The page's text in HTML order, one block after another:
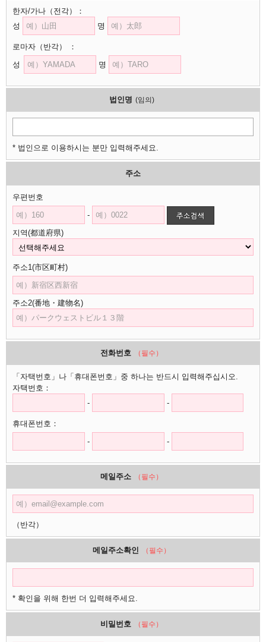
한자/가나 （전각）
：
성
명
로마자 （반각）
：
성
명
법인명 (임의)
* 법인으로 이용하시는 분만 입력해주세요.
주소
우편번호
-
지역(都道府県)
주소1(市区町村)
주소2(番地・建物名)
전화번호 （필수）
「자택번호」나「휴대폰번호」중 하나는 반드시 입력해주십시오.
자택번호：
-
-
휴대폰번호：
-
-
메일주소 （필수）
（반각）
메일주소확인 （필수）
* 확인을 위해 한번 더 입력해주세요.
비밀번호 （필수）